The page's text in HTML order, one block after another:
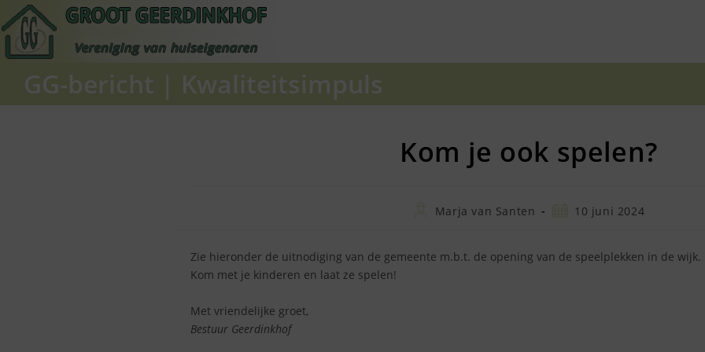
naar
inhoud
GG-bericht | Kwaliteitsimpuls
Kom je ook spelen?
BerichtMarja van Santen
Bericht10 juni 2024
Zie hieronder de uitnodiging van de gemeente m.b.t. de opening van de speelplekken in de wijk.
Kom met je kinderen en laat ze spelen!
Met vriendelijke groet,
Bestuur Geerdinkhof